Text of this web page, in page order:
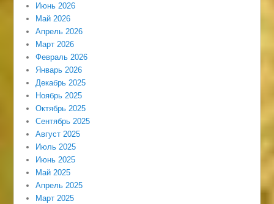
Июнь 2026
Май 2026
Апрель 2026
Март 2026
Февраль 2026
Январь 2026
Декабрь 2025
Ноябрь 2025
Октябрь 2025
Сентябрь 2025
Август 2025
Июль 2025
Июнь 2025
Май 2025
Апрель 2025
Март 2025